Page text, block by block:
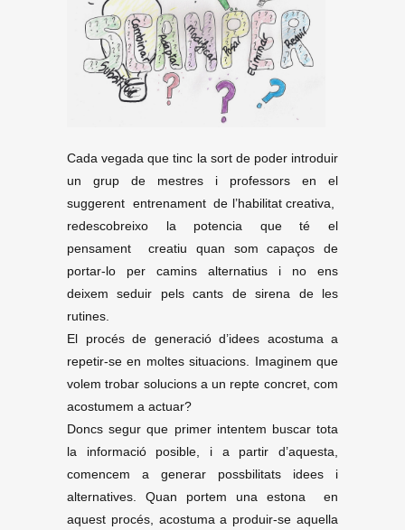
Cada vegada que tinc la sort de poder introduir
un grup de mestres i professors en el
suggerent entrenament de l’habilitat creativa,
redescobreixo la potencia que té el
pensament creatiu quan som capaços de
portar-lo per camins alternatius i no ens
deixem seduir pels cants de sirena de les
rutines.
El procés de generació d’idees acostuma a
repetir-se en moltes situacions. Imaginem que
volem trobar solucions a un repte concret, com
acostumem a actuar?
Doncs segur que primer intentem buscar tota
la informació posible, i a partir d’aquesta,
comencem a generar possbilitats idees i
alternatives. Quan portem una estona en
aquest procés, acostuma a produir-se aquella